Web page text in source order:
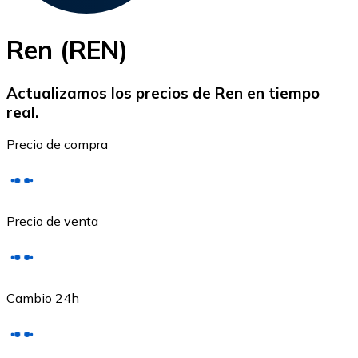
Ethereum
ETH
Ren (REN)
Actualizamos los precios de Ren en tiempo
real.
Precio de compra
Precio de venta
Cambio 24h